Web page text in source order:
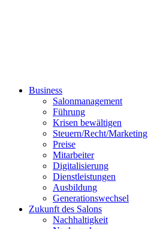
Business
Salonmanagement
Führung
Krisen bewältigen
Steuern/Recht/Marketing
Preise
Mitarbeiter
Digitalisierung
Dienstleistungen
Ausbildung
Generationswechsel
Zukunft des Salons
Nachhaltigkeit